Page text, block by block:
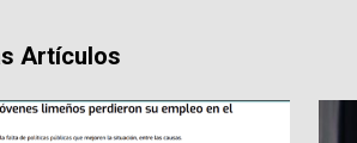
Artículos